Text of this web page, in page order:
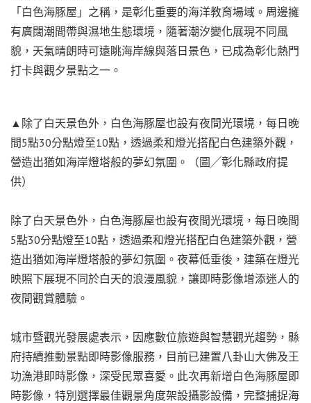
「白色海豚屋」之稱，是彰化重要的海洋教育場域。周邊擁
有廣闊潮間帶與濕地生態環境，隨著潮汐變化展現不同風
貌，天氣晴朗時可遠眺海岸線與落日景色，已成為彰化熱門
打卡與觀夕景點之一。
▲除了白天景色外，白色海豚屋也設有夜間光環境，每日晚
間5點30分點燈至10點，透過柔和燈光搭配白色建築外觀，
營造出猶如海岸燈塔般的夢幻氛圍。（圖╱彰化縣政府提
供）
除了白天景色外，白色海豚屋也設有夜間光環境，每日晚間
5點30分點燈至10點，透過柔和燈光搭配白色建築外觀，營
造出猶如海岸燈塔般的夢幻氛圍。夜幕低垂後，建築在燈光
映照下展現不同於白天的浪漫風貌，讓即時影像增添迷人的
夜間觀賞體驗。
城市暨觀光發展處表示，因應數位旅遊與智慧觀光趨勢，縣
府持續推動景點即時影像服務，目前已建置八卦山大佛及王
功漁港即時影像，深受民眾喜愛。此次再新增白色海豚屋即
時影像，特別選擇最佳觀景角度架設攝影設備，完整捕捉海